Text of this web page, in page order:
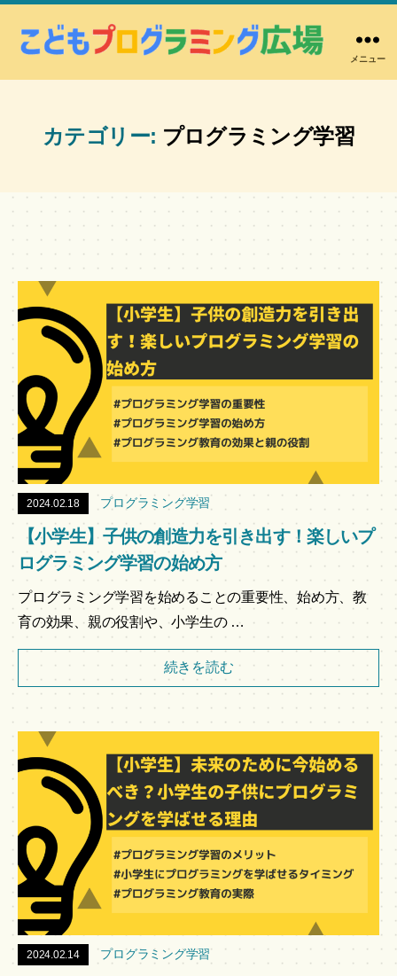
ラ
ミ
ン
グ
広
メニュー
カテゴリー: プログラミング学習
2024.02.18 プログラミング学習
【小学生】子供の創造力を引き出す！楽しいプ
ログラミング学習の始め方
プログラミング学習を始めることの重要性、始め方、教
育の効果、親の役割や、小学生の …
続きを読む
2024.02.14 プログラミング学習